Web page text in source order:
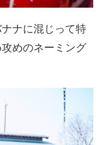
ナに混じって特
攻めのネーミング